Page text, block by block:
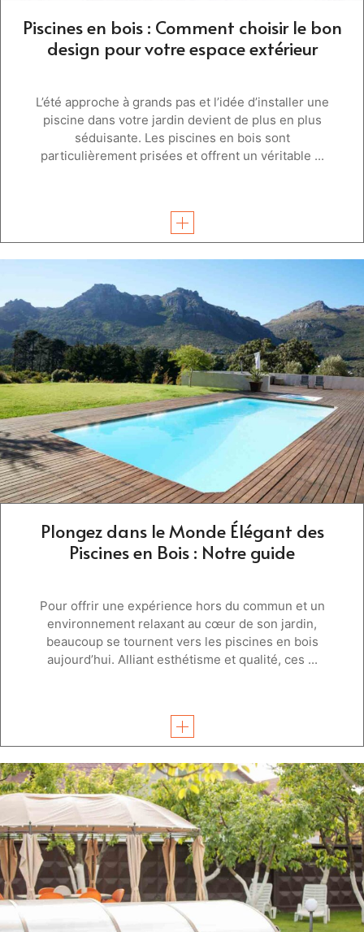
Piscines en bois : Comment choisir le bon
design pour votre espace extérieur
L’été approche à grands pas et l’idée d’installer une
piscine dans votre jardin devient de plus en plus
séduisante. Les piscines en bois sont
particulièrement prisées et offrent un véritable ...
Plongez dans le Monde Élégant des
Piscines en Bois : Notre guide
Pour offrir une expérience hors du commun et un
environnement relaxant au cœur de son jardin,
beaucoup se tournent vers les piscines en bois
aujourd’hui. Alliant esthétisme et qualité, ces ...